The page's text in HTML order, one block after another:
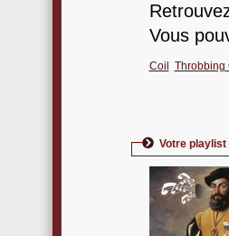
Vous
Coil Throbbing
Votre playlist